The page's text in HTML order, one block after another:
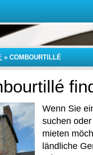
» COMBOURTILLÉ
Wenn Sie
suchen
mieten
ländliche